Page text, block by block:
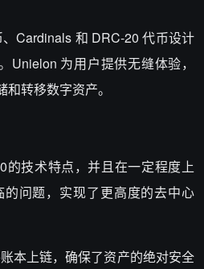
Cardinals 和 DRC-20 代币设计
Unielon 为用户提供无缝体验，
转移数字资产。
的技术特点，并且在一定程度上
问题，实现了更高度的去中心
本上链，确保了资产的绝对安全